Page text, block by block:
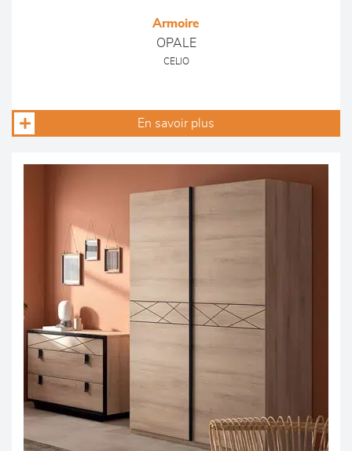
Armoire
OPALE
CELIO
En savoir plus